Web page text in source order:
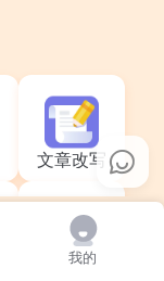
文章改写
英文精读
我的